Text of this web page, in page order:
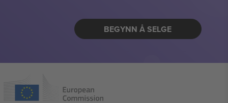
BEGYNN Å SELGE